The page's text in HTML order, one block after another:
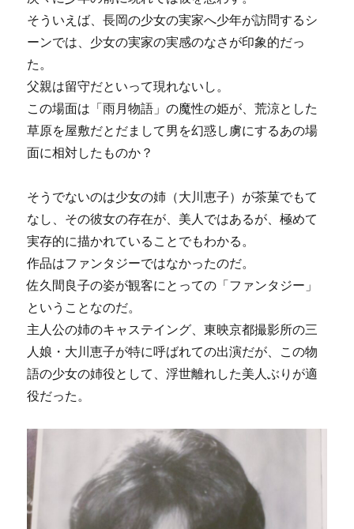
そういえば、長岡の少女の実家へ少年が訪問するシ
ーンでは、少女の実家の実感のなさが印象的だっ
た。
父親は留守だといって現れないし。
この場面は「雨月物語」の魔性の姫が、荒涼とした
草原を屋敷だとだまして男を幻惑し虜にするあの場
面に相対したものか？
そうでないのは少女の姉（大川恵子）が茶菓でもて
なし、その彼女の存在が、美人ではあるが、極めて
実存的に描かれていることでもわかる。
作品はファンタジーではなかったのだ。
佐久間良子の姿が観客にとっての「ファンタジー」
ということなのだ。
主人公の姉のキャステイング、東映京都撮影所の三
人娘・大川恵子が特に呼ばれての出演だが、この物
語の少女の姉役として、浮世離れした美人ぶりが適
役だった。